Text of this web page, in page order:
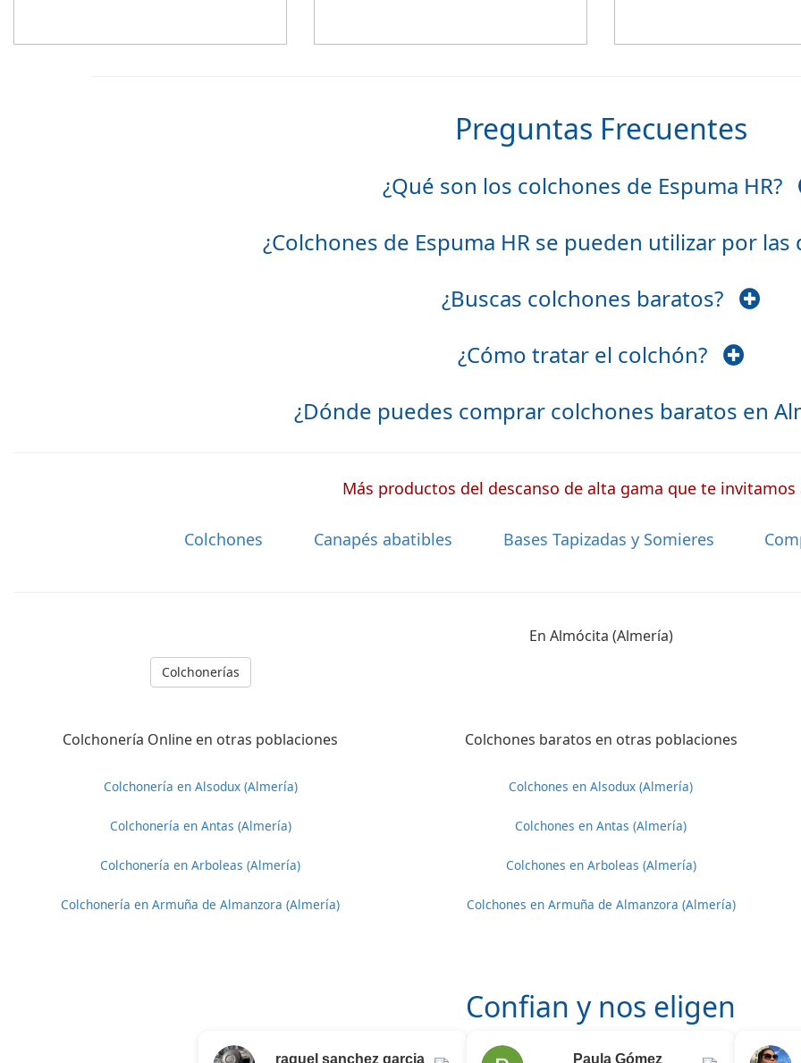
Preguntas Frecuentes
¿Qué son los colchones de Espuma HR?
¿Colchones de Espuma HR se pueden utilizar por las
¿Buscas colchones baratos?
¿Cómo tratar el colchón?
¿Dónde puedes comprar colchones baratos en
Más productos del descanso de alta gama que te invitamos
Colchones Canapés abatibles Bases Tapizadas y Somieres
En Almócita (Almería)
Colchonerías
Colchonería Online en otras poblaciones
Colchonería en Alsodux (Almería)
Colchonería en Antas (Almería)
Colchonería en Arboleas (Almería)
Colchonería en Armuña de Almanzora (Almería)
Colchones baratos en otras poblaciones
Colchones en Alsodux (Almería)
Colchones en Antas (Almería)
Colchones en Arboleas (Almería)
Colchones en Armuña de Almanzora (Almería)
Confian y nos eligen
raquel sanchez garcia Paula Gómez